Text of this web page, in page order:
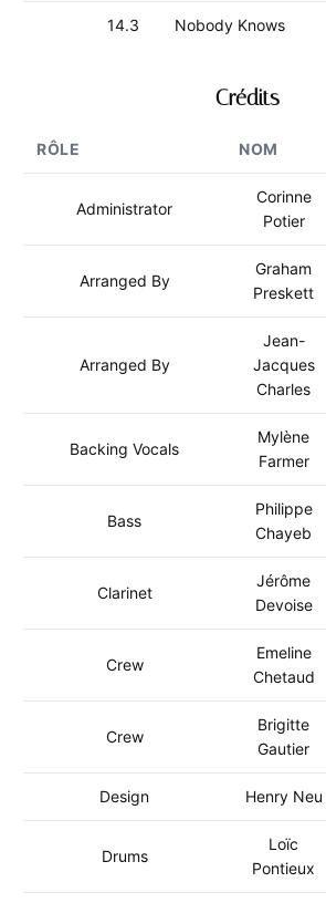
14.3 Nobody Knows
Crédits
RÔLE NOM
Administrator
Corinne
Potier
Arranged By
Graham
Preskett
Arranged By
Jean-
Jacques
Charles
Backing Vocals
Mylène
Farmer
Bass
Philippe
Chayeb
Clarinet
Jérôme
Devoise
Crew
Emeline
Chetaud
Crew
Brigitte
Gautier
Design Henry Neu
Drums
Loïc
Pontieux